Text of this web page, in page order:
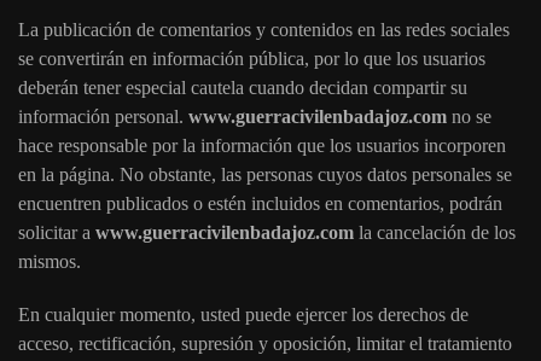
La publicación de comentarios y contenidos en las redes sociales
se convertirán en información pública, por lo que los usuarios
deberán tener especial cautela cuando decidan compartir su
información personal. www.guerracivilenbadajoz.com no se
hace responsable por la información que los usuarios incorporen
en la página. No obstante, las personas cuyos datos personales se
encuentren publicados o estén incluidos en comentarios, podrán
solicitar a www.guerracivilenbadajoz.com la cancelación de los
mismos.
En cualquier momento, usted puede ejercer los derechos de
acceso, rectificación, supresión y oposición, limitar el tratamiento